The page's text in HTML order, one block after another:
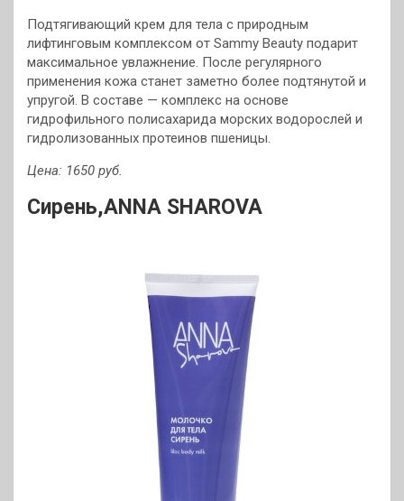
Подтягивающий крем для тела с природным
лифтинговым комплексом от Sammy Beauty подарит
максимальное увлажнение. После регулярного
применения кожа станет заметно более подтянутой и
упругой. В составе — комплекс на основе
гидрофильного полисахарида морских водорослей и
гидролизованных протеинов пшеницы.
Цена: 1650 руб.
Сирень,ANNA SHAROVA